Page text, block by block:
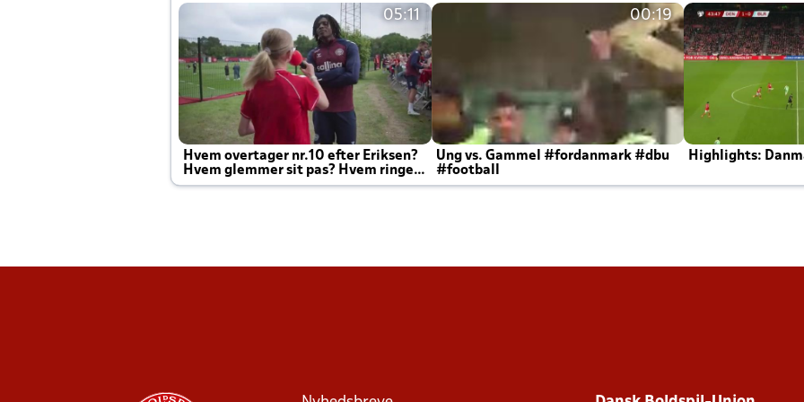
05:11
Hvem overtager nr.10 efter Eriksen?
Hvem glemmer sit pas? Hvem ringer
Joachim altid til efter kampe?
00:19
Ung vs. Gammel #fordanmark #dbu
#football
Highlights: